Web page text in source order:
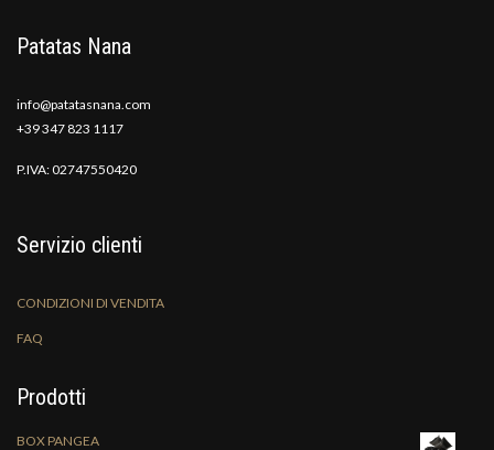
Patatas Nana
info@patatasnana.com
+39 347 823 1117
P.IVA: 02747550420
Servizio clienti
CONDIZIONI DI VENDITA
FAQ
Prodotti
BOX PANGEA